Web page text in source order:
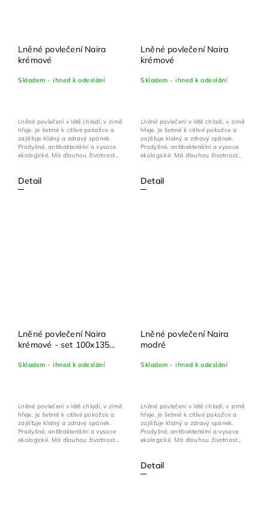
Lněné povlečení Naira
krémové
Skladem - ihned k odeslání
Detail
Lněné povlečení v létě chladí, v zimě
hřeje. Je šetrné k citlivé pokožce a
zajišťuje klidný a zdravý spánek.
Prodyšné, antibakteriální a vysoce
ekologické. Má dlouhou životnost...
Lněné povlečení Naira
krémové
Skladem - ihned k odeslání
Detail
Lněné povlečení v létě chladí, v zimě
hřeje. Je šetrné k citlivé pokožce a
zajišťuje klidný a zdravý spánek.
Prodyšné, antibakteriální a vysoce
ekologické. Má dlouhou životnost...
Lněné povlečení Naira
krémové - set 100x135
Skladem - ihned k odeslání
Lněné povlečení v létě chladí, v zimě
hřeje. Je šetrné k citlivé pokožce a
zajišťuje klidný a zdravý spánek.
Prodyšné, antibakteriální a vysoce
ekologické. Má dlouhou životnost...
Lněné povlečení Naira
modré
Skladem - ihned k odeslání
Detail
Lněné povlečení v létě chladí, v zimě
hřeje. Je šetrné k citlivé pokožce a
zajišťuje klidný a zdravý spánek.
Prodyšné, antibakteriální a vysoce
ekologické. Má dlouhou životnost...